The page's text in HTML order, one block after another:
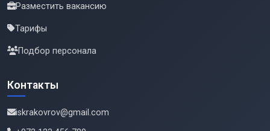
Разместить вакансию
Тарифы
Подбор персонала
Контакты
iskrakovrov@gmail.com